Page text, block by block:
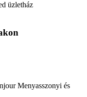
üzletház
Menyasszonyi és